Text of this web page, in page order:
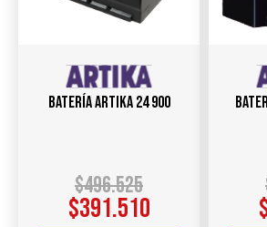
Batería ARTIKA 24 900
$496.525
$391.510